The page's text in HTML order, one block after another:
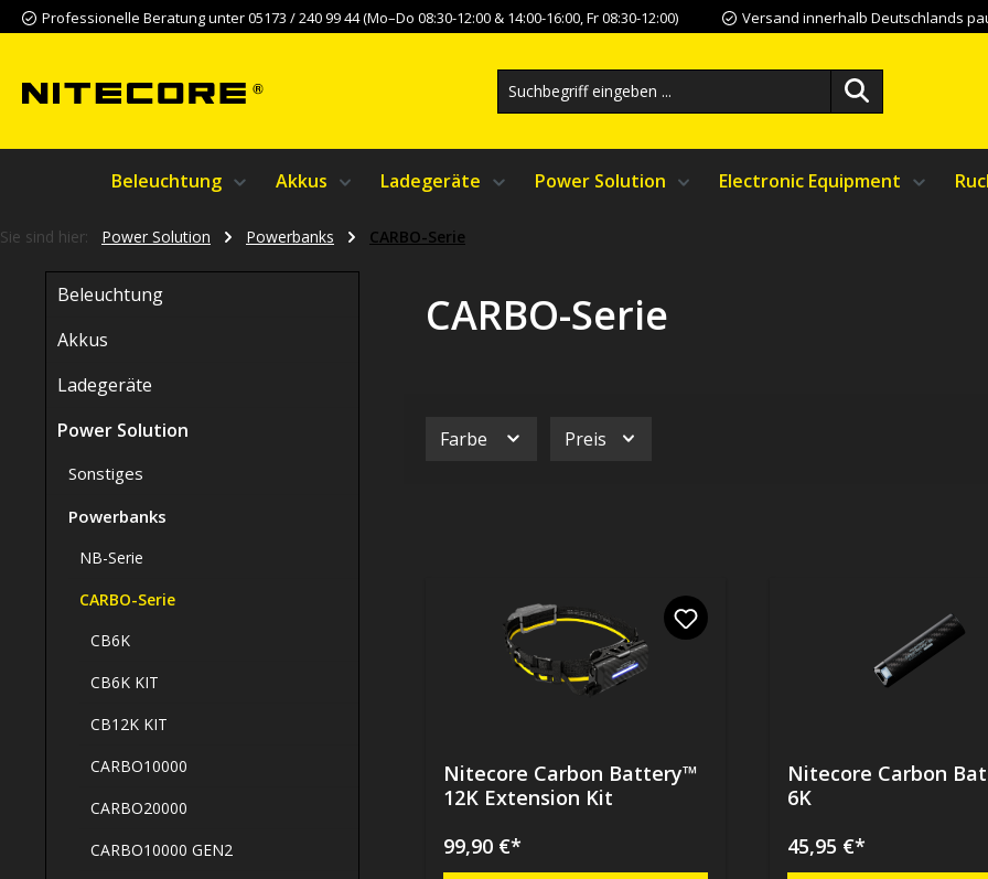
Hauptinhalt springen
Zur Suche springen
Zur Hauptnavigation springen
Professionelle Beratung unter 05173 / 240 99 44 (Mo–Do 08:30-12:00 & 14:00-16:00, Fr 08:30-12:00) Versand innerhalb Deutschlands
Beleuchtung Akkus Ladegeräte Power Solution Electronic Equipment
Sie sind hier: Power Solution Powerbanks CARBO-Serie
Beleuchtung
Akkus
Ladegeräte
Power Solution
Sonstiges
Powerbanks
NB-Serie
CARBO-Serie
CB6K
CB6K KIT
CB12K KIT
CARBO10000
CARBO20000
CARBO10000 GEN2
CARBO-Serie
Farbe Preis
Nitecore Carbon Battery™
12K Extension Kit
99,90 €*
Nitecore Carbon
6K
45,95 €*